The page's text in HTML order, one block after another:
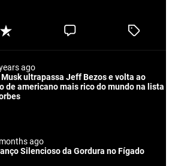
R
C
e
T
e
ago
Musk ultrapassa Jeff Bezos e volta ao
de americano mais rico do mundo na lista
ago
Silencioso da Gordura no Fígado